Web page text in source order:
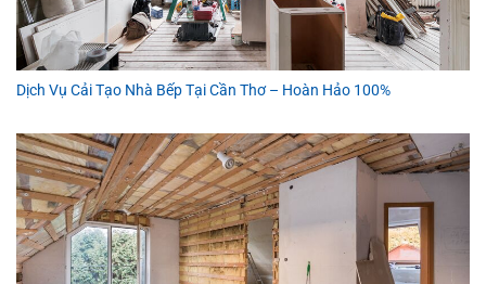
Dịch Vụ Cải Tạo Nhà Bếp Tại Cần Thơ – Hoàn Hảo 100%